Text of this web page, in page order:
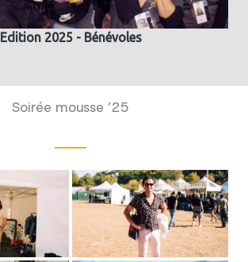
Edition 2025 - Bénévoles
Soirée mousse ’25